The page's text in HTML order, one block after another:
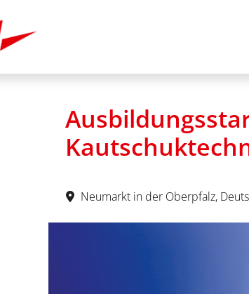
Neumarkt in der Oberpfalz,